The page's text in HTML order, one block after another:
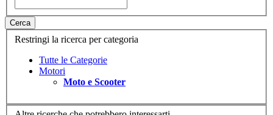
Cerca
Restringi la ricerca per categoria
Tutte le Categorie
Motori
Moto e Scooter